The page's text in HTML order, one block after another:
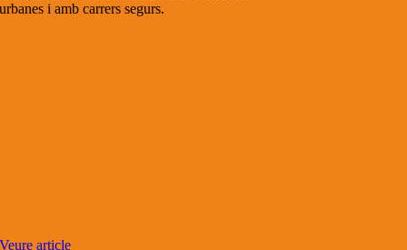
urbanes i amb carrers segurs.
Veure article